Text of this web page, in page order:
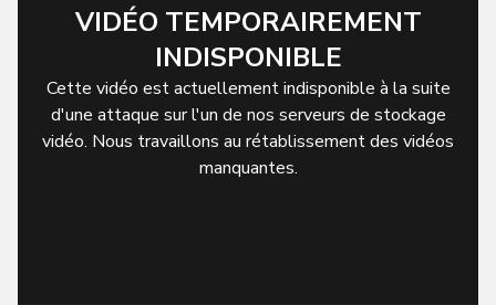
VIDÉO TEMPORAIREMENT
INDISPONIBLE
Cette vidéo est actuellement indisponible à la suite
d'une attaque sur l'un de nos serveurs de stockage
vidéo. Nous travaillons au rétablissement des vidéos
manquantes.